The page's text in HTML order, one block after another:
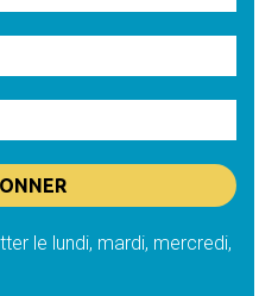
le lundi, mardi, mercredi,